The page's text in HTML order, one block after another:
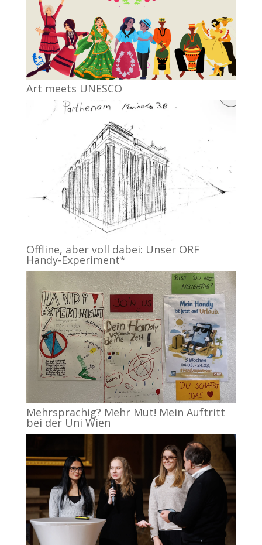
Art meets UNESCO
Offline, aber voll dabei: Unser ORF
Handy-Experiment*
Mehrsprachig? Mehr Mut! Mein Auftritt
bei der Uni Wien